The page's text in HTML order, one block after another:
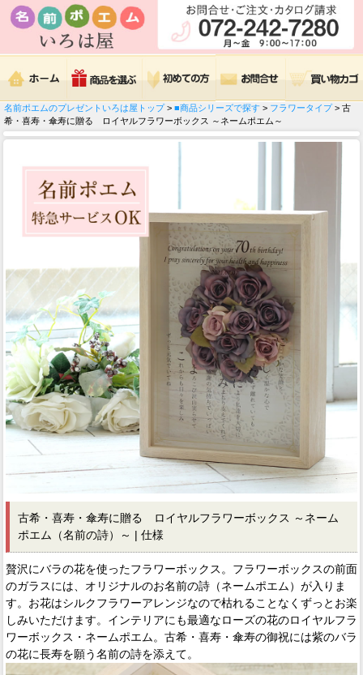
名前ポエムのプレゼントいろは屋トップ> ■商品シリーズで探す > フラワータイプ> 古
希・喜寿・傘寿に贈る ロイヤルフラワーボックス ～ネームポエム～
古希・喜寿・傘寿に贈る ロイヤルフラワーボックス ～ネーム
ポエム（名前の詩）～ | 仕様
贅沢にバラの花を使ったフラワーボックス。フラワーボックスの前面
のガラスには、オリジナルのお名前の詩（ネームポエム）が入りま
す。お花はシルクフラワーアレンジなので枯れることなくずっとお楽
しみいただけます。インテリアにも最適なローズの花のロイヤルフラ
ワーボックス・ネームポエム。古希・喜寿・傘寿の御祝には紫のバラ
の花に長寿を願う名前の詩を添えて。